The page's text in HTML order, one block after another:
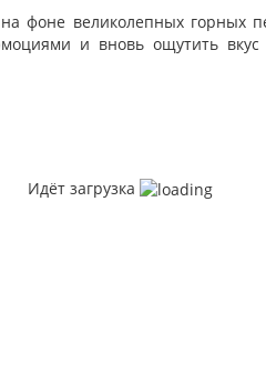
фоне великолепных горных
и вновь ощутить
Идёт загрузка